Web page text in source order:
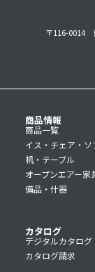
〒116-0014
商品情報
商品一覧
イス・チェア・ソ
机・テーブル
オープンエアー家
備品・什器
カタログ
デジタルカタログ
カタログ請求